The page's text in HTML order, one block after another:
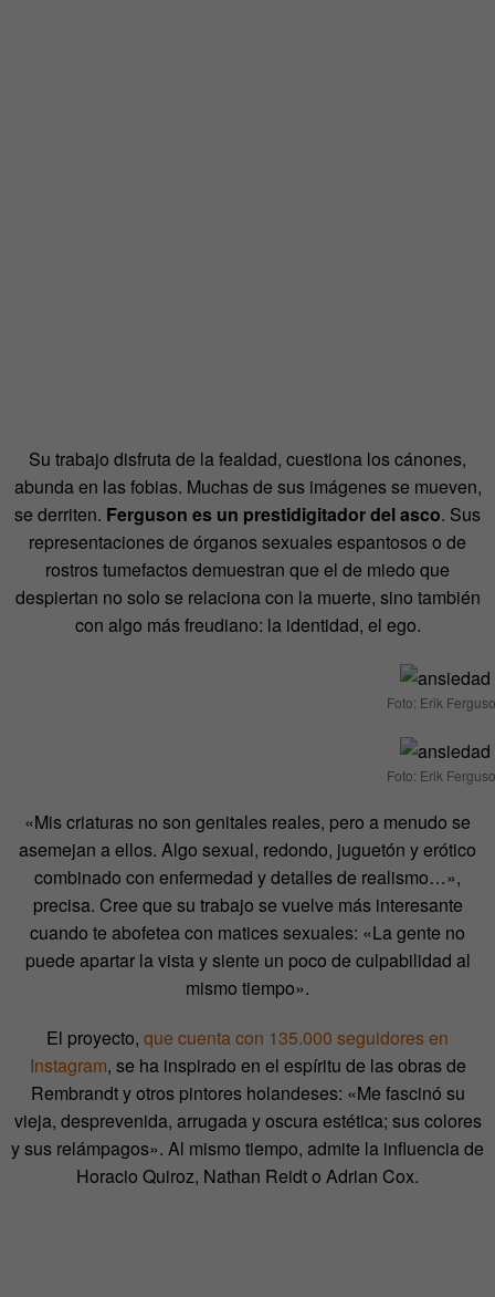
Su trabajo disfruta de la fealdad, cuestiona los cánones,
abunda en las fobias. Muchas de sus imágenes se mueven,
se derriten. Ferguson es un prestidigitador del asco. Sus
representaciones de órganos sexuales espantosos o de
rostros tumefactos demuestran que el de miedo que
despiertan no solo se relaciona con la muerte, sino también
con algo más freudiano: la identidad, el ego.
Foto: Erik
Foto: Erik
«Mis criaturas no son genitales reales, pero a menudo se
asemejan a ellos. Algo sexual, redondo, juguetón y erótico
combinado con enfermedad y detalles de realismo…»,
precisa. Cree que su trabajo se vuelve más interesante
cuando te abofetea con matices sexuales: «La gente no
puede apartar la vista y siente un poco de culpabilidad al
mismo tiempo».
El proyecto, que cuenta con 135.000 seguidores en
Instagram, se ha inspirado en el espíritu de las obras de
Rembrandt y otros pintores holandeses: «Me fascinó su
vieja, desprevenida, arrugada y oscura estética; sus colores
y sus relámpagos». Al mismo tiempo, admite la influencia de
Horacio Quiroz, Nathan Reidt o Adrian Cox.